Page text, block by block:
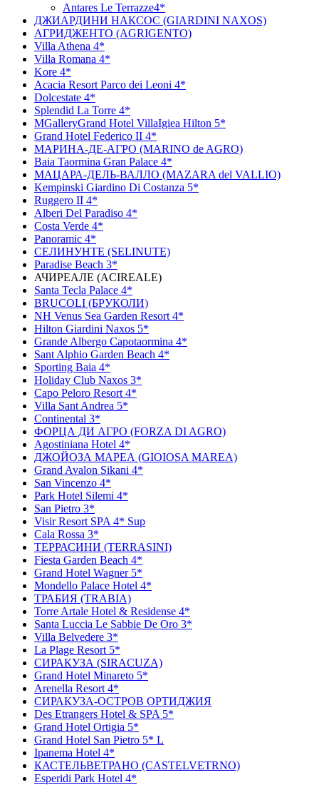
Antares Le Terrazze4*
ДЖИАРДИНИ НАКСОС (GIARDINI NAXOS)
АГРИДЖЕНТО (AGRIGENTO)
Villa Athena 4*
Villa Romana 4*
Kore 4*
Acacia Resort Parco dei Leoni 4*
Dolcestate 4*
Splendid La Torre 4*
MGalleryGrand Hotel VillaIgiea Hilton 5*
Grand Hotel Federico II 4*
МАРИНА-ДЕ-АГРО (MARINO de AGRO)
Baia Taormina Gran Palace 4*
МАЦАРА-ДЕЛЬ-ВАЛЛО (MAZARA del VALLIO)
Kempinski Giardino Di Costanza 5*
Ruggero II 4*
Alberi Del Paradiso 4*
Costa Verde 4*
Panoramic 4*
СЕЛИНУНТЕ (SELINUTE)
Paradise Beach 3*
АЧИРЕАЛЕ (ACIREALE)
Santa Tecla Palace 4*
BRUCOLI (БРУКОЛИ)
NH Venus Sea Garden Resort 4*
Hilton Giardini Naxos 5*
Grande Albergo Capotaormina 4*
Sant Alphio Garden Beach 4*
Sporting Baia 4*
Holiday Club Naxos 3*
Capo Peloro Resort 4*
Villa Sant Andrea 5*
Continental 3*
ФОРЦА ДИ АГРО (FORZA DI AGRO)
Agostiniana Hotel 4*
ДЖОЙОЗА МАРЕА (GIOIOSA MAREA)
Grand Avalon Sikani 4*
San Vincenzo 4*
Park Hotel Silemi 4*
San Pietro 3*
Visir Resort SPA 4* Sup
Cala Rossa 3*
ТЕРРАСИНИ (TERRASINI)
Fiesta Garden Beach 4*
Grand Hotel Wagner 5*
Mondello Palace Hotel 4*
ТРАБИЯ (TRABIA)
Torre Artale Hotel & Residense 4*
Santa Luccia Le Sabbie De Oro 3*
Villa Belvedere 3*
La Plage Resort 5*
СИРАКУЗА (SIRACUZA)
Grand Hotel Minareto 5*
Arenella Resort 4*
СИРАКУЗА-ОСТРОВ ОРТИДЖИЯ
Des Etrangers Hotel & SPA 5*
Grand Hotel Ortigia 5*
Grand Hotel San Pietro 5* L
Ipanema Hotel 4*
КАСТЕЛЬВЕТРАНО (CASTELVETRNO)
Esperidi Park Hotel 4*